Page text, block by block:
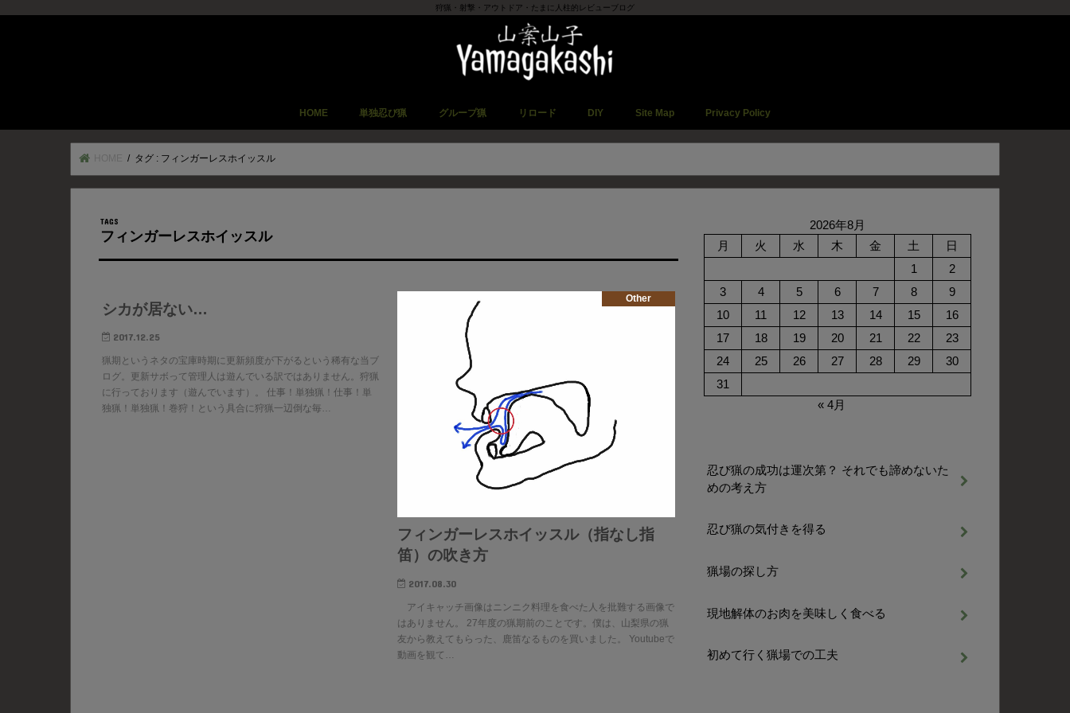
狩猟・射撃・アウトドア・たまに人柱的レビューブログ
HOME 単独忍び猟 グループ猟 リロード DIY Site Map Privacy Policy
タグ : フィンガーレスホイッスル
フィンガーレスホイッスル
シカが居ない…
2017.12.25
猟期というネタの宝庫時期に更新頻度が下がるという稀有な当ブ
ログ。更新サボって管理人は遊んでいる訳ではありません。狩猟
に行っております（遊んでいます）。 仕事！単独猟！仕事！単
独猟！単独猟！巻狩！という具合に狩猟一辺倒な毎…
Other
フィンガーレスホイッスル（指なし指
笛）の吹き方
2017.08.30
アイキャッチ画像はニンニク料理を食べた人を批難する画像で
はありません。 27年度の猟期前のことです。僕は、山梨県の猟
友から教えてもらった、鹿笛なるものを買いました。 Youtubeで
動画を観て…
2026年8月
月
火 水 木 金 土
日
1
2
3
4 5 6 7 8
9
10
11 12 13 14 15
16
17
18 19 20 21 22
23
24
25 26 27 28 29
30
31
« 4月
忍び猟の成功は運次第？ それでも諦めないた
めの考え方
忍び猟の気付きを得る
猟場の探し方
現地解体のお肉を美味しく食べる
初めて行く猟場での工夫